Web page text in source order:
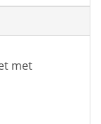
met